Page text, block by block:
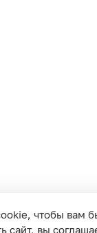
чтобы вам
сайт, вы